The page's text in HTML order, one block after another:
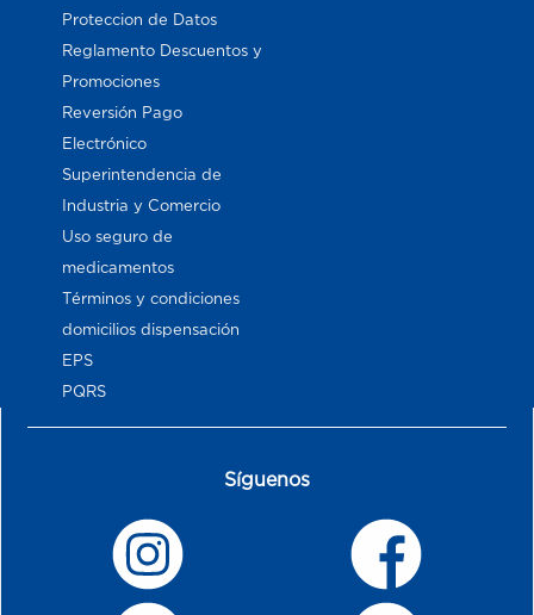
Proteccion de Datos
Reglamento Descuentos y
Promociones
Reversión Pago
Electrónico
Superintendencia de
Industria y Comercio
Uso seguro de
medicamentos
Términos y condiciones
domicilios dispensación
EPS
PQRS
Síguenos